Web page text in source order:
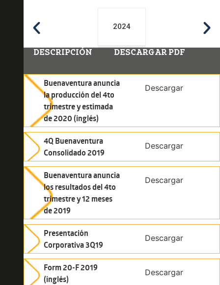
2024
DESCRIPCIÓN DESCARGAR PDF
Buenaventura anuncia
la producción del 4to
trimestre y estimada
de 2020 (inglés)
Descargar
4Q Buenaventura
Consolidado 2019
Descargar
Buenaventura anuncia
los resultados del 4to
trimestre y 12 meses
de 2019
Descargar
Presentación
Corporativa 3Q19
Descargar
Form 20-F 2019
(inglés)
Descargar